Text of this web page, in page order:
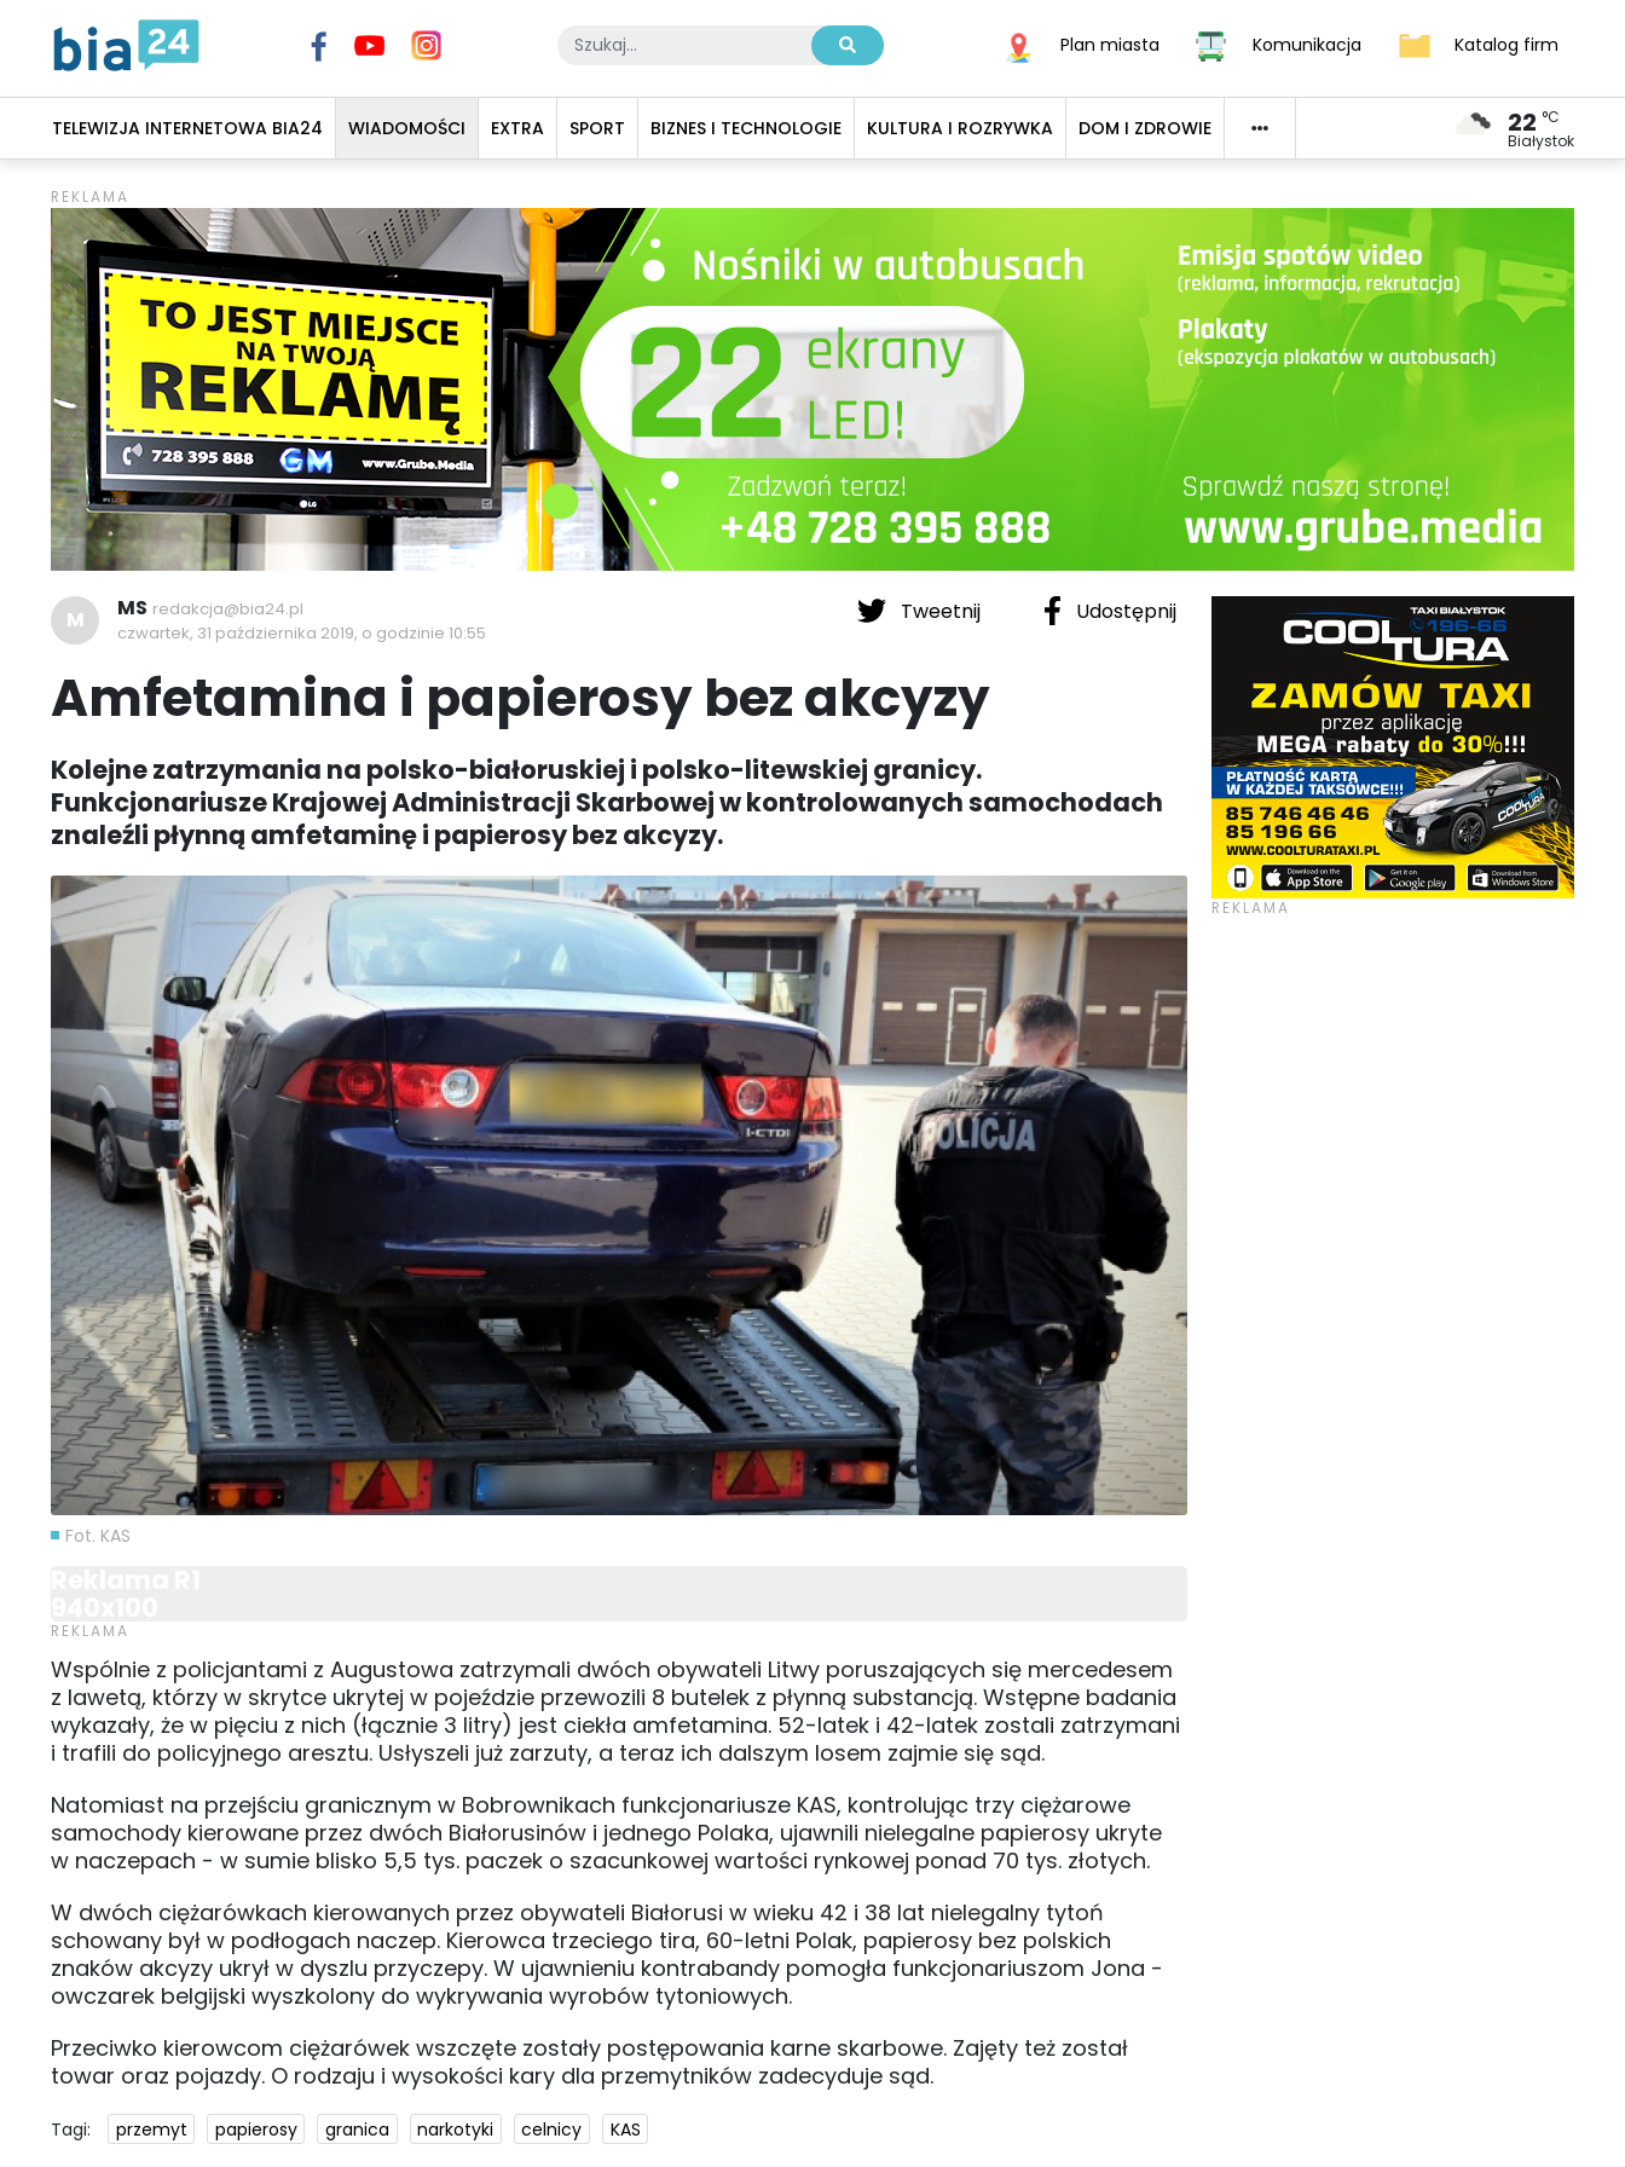
Plan miasta Komunikacja Katalog firm
TELEWIZJA INTERNETOWA BIA24 WIADOMOŚCI EXTRA SPORT BIZNES I TECHNOLOGIE KULTURA I ROZRYWKA DOM I ZDROWIE 22 °C
Białystok
Tweetnij Udostępnij
M MS redakcja@bia24.pl
czwartek, 31 października 2019, o godzinie 10:55
Amfetamina i papierosy bez akcyzy
Kolejne zatrzymania na polsko-białoruskiej i polsko-litewskiej granicy.
Funkcjonariusze Krajowej Administracji Skarbowej w kontrolowanych samochodach
znaleźli płynną amfetaminę i papierosy bez akcyzy.
Fot. KAS
Wspólnie z policjantami z Augustowa zatrzymali dwóch obywateli Litwy poruszających się mercedesem
z lawetą, którzy w skrytce ukrytej w pojeździe przewozili 8 butelek z płynną substancją. Wstępne badania
wykazały, że w pięciu z nich (łącznie 3 litry) jest ciekła amfetamina. 52-latek i 42-latek zostali zatrzymani
i trafili do policyjnego aresztu. Usłyszeli już zarzuty, a teraz ich dalszym losem zajmie się sąd.
Natomiast na przejściu granicznym w Bobrownikach funkcjonariusze KAS, kontrolując trzy ciężarowe
samochody kierowane przez dwóch Białorusinów i jednego Polaka, ujawnili nielegalne papierosy ukryte
w naczepach - w sumie blisko 5,5 tys. paczek o szacunkowej wartości rynkowej ponad 70 tys. złotych.
W dwóch ciężarówkach kierowanych przez obywateli Białorusi w wieku 42 i 38 lat nielegalny tytoń
schowany był w podłogach naczep. Kierowca trzeciego tira, 60-letni Polak, papierosy bez polskich
znaków akcyzy ukrył w dyszlu przyczepy. W ujawnieniu kontrabandy pomogła funkcjonariuszom Jona -
owczarek belgijski wyszkolony do wykrywania wyrobów tytoniowych.
Przeciwko kierowcom ciężarówek wszczęte zostały postępowania karne skarbowe. Zajęty też został
towar oraz pojazdy. O rodzaju i wysokości kary dla przemytników zadecyduje sąd.
Tagi: przemyt papierosy granica narkotyki celnicy KAS